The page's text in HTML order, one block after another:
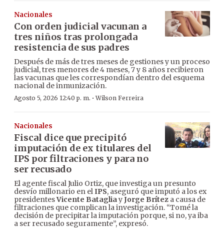
Nacionales
Con orden judicial vacunan a
tres niños tras prolongada
resistencia de sus padres
Después de más de tres meses de gestiones y un proceso
judicial, tres menores de 4 meses, 7 y 8 años recibieron
las vacunas que les correspondían dentro del esquema
nacional de inmunización.
Agosto 5, 2026 12:40 p. m. ·Wilson Ferreira
Nacionales
Fiscal dice que precipitó
imputación de ex titulares del
IPS por filtraciones y para no
ser recusado
El agente fiscal Julio Ortiz, que investiga un presunto
desvío millonario en elIPS, aseguró que imputó a los ex
presidentesVicente BatagliayJorge Brítez a causa de
filtraciones que complican la investigación. “Tomé la
decisión de precipitar la imputación porque, si no, ya iba
a ser recusado seguramente”, expresó.